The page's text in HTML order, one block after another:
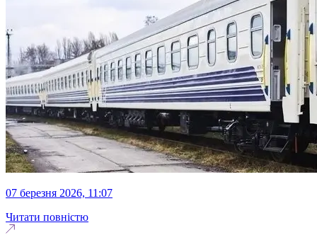
07 березня 2026, 11:07
Читати повністю